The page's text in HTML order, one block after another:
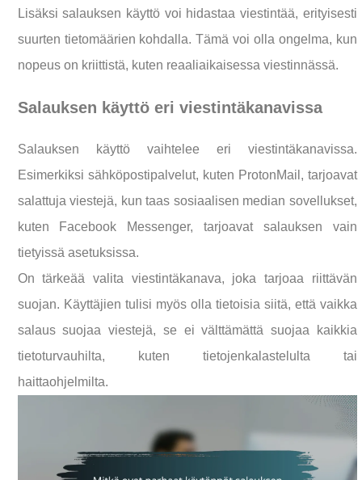
Lisäksi salauksen käyttö voi hidastaa viestintää, erityisesti
suurten tietomäärien kohdalla. Tämä voi olla ongelma, kun
nopeus on kriittistä, kuten reaaliaikaisessa viestinnässä.
Salauksen käyttö eri viestintäkanavissa
Salauksen käyttö vaihtelee eri viestintäkanavissa.
Esimerkiksi sähköpostipalvelut, kuten ProtonMail, tarjoavat
salattuja viestejä, kun taas sosiaalisen median sovellukset,
kuten Facebook Messenger, tarjoavat salauksen vain
tietyissä asetuksissa.
On tärkeää valita viestintäkanava, joka tarjoaa riittävän
suojan. Käyttäjien tulisi myös olla tietoisia siitä, että vaikka
salaus suojaa viestejä, se ei välttämättä suojaa kaikkia
tietoturvauhilta, kuten tietojenkalastelulta tai
haittaohjelmilta.